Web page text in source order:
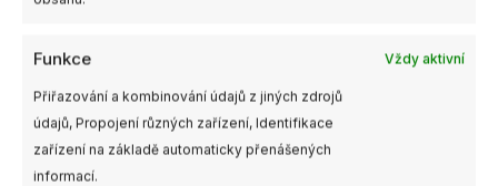
Funkce Vždy aktivní
Přiřazování a kombinování údajů z jiných zdrojů
údajů, Propojení různých zařízení, Identifikace
zařízení na základě automaticky přenášených
informací.
(olovnatý cín) 100g
Kovohutě Příbram
199,00Kč s DPH
(plastová lahvička se
štětečkem)
65,00Kč